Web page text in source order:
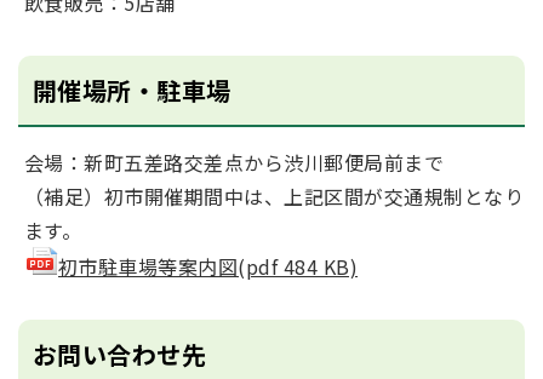
開催場所・駐車場
会場：新町五差路交差点から渋川郵便局前まで
（補足）初市開催期間中は、上記区間が交通規制となり
ます。
初市駐車場等案内図(pdf 484 KB)
お問い合わせ先